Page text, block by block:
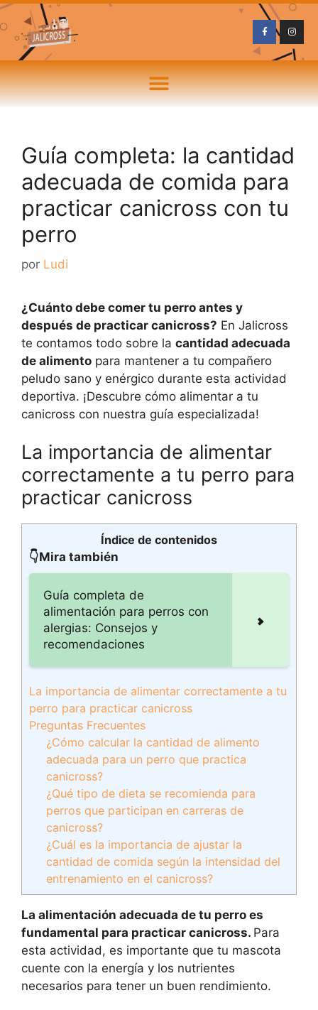
Guía completa: la cantidad
adecuada de comida para
practicar canicross con tu
perro
por Ludi
¿Cuánto debe comer tu perro antes y
después de practicar canicross? En Jalicross
te contamos todo sobre la cantidad adecuada
de alimento para mantener a tu compañero
peludo sano y enérgico durante esta actividad
deportiva. ¡Descubre cómo alimentar a tu
canicross con nuestra guía especializada!
La importancia de alimentar
correctamente a tu perro para
practicar canicross
Índice de contenidos
👇Mira también
Guía completa de
alimentación para perros con
alergias: Consejos y
recomendaciones
La importancia de alimentar correctamente a tu
perro para practicar canicross
Preguntas Frecuentes
¿Cómo calcular la cantidad de alimento
adecuada para un perro que practica
canicross?
¿Qué tipo de dieta se recomienda para
perros que participan en carreras de
canicross?
¿Cuál es la importancia de ajustar la
cantidad de comida según la intensidad del
entrenamiento en el canicross?
La alimentación adecuada de tu perro es
fundamental para practicar canicross. Para
esta actividad, es importante que tu mascota
cuente con la energía y los nutrientes
necesarios para tener un buen rendimiento.